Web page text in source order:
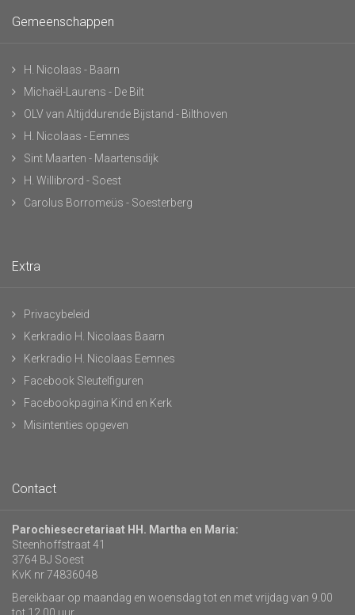
Gemeenschappen
H. Nicolaas - Baarn
Michaël-Laurens - De Bilt
OLV van Altijddurende Bijstand - Bilthoven
H. Nicolaas - Eemnes
Sint Maarten - Maartensdijk
H. Willibrord - Soest
Carolus Borromeüs - Soesterberg
Extra
Privacybeleid
Kerkradio H. Nicolaas Baarn
Kerkradio H. Nicolaas Eemnes
Facebook Sleutelfiguren
Facebookpagina Kind en Kerk
Misintenties opgeven
Contact
Parochiesecretariaat HH. Martha en Maria:
Steenhoffstraat 41
3764 BJ Soest
KvK nr 74836048
Bereikbaar op maandag en woensdag tot en met vrijdag van 9.00